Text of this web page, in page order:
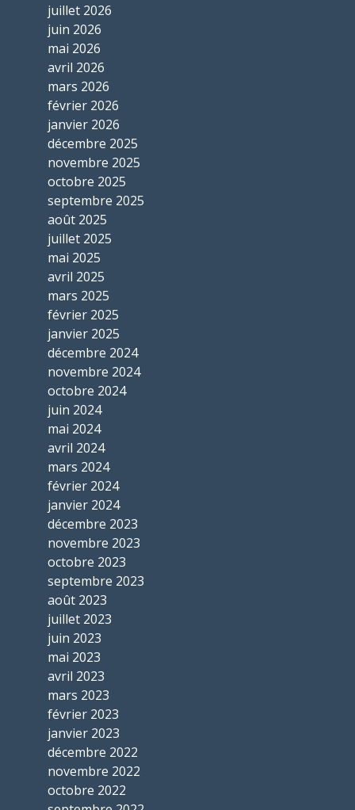
juillet 2026
juin 2026
mai 2026
avril 2026
mars 2026
février 2026
janvier 2026
décembre 2025
novembre 2025
octobre 2025
septembre 2025
août 2025
juillet 2025
mai 2025
avril 2025
mars 2025
février 2025
janvier 2025
décembre 2024
novembre 2024
octobre 2024
juin 2024
mai 2024
avril 2024
mars 2024
février 2024
janvier 2024
décembre 2023
novembre 2023
octobre 2023
septembre 2023
août 2023
juillet 2023
juin 2023
mai 2023
avril 2023
mars 2023
février 2023
janvier 2023
décembre 2022
novembre 2022
octobre 2022